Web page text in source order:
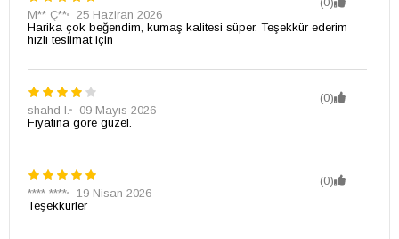
M** Ç**
25 Haziran 2026
Harika çok beğendim, kumaş kalitesi süper. Teşekkür ederim
hızlı teslimat için
(0)
shahd l.
09 Mayıs 2026
Fiyatına göre güzel.
(0)
**** ****
19 Nisan 2026
Teşekkürler